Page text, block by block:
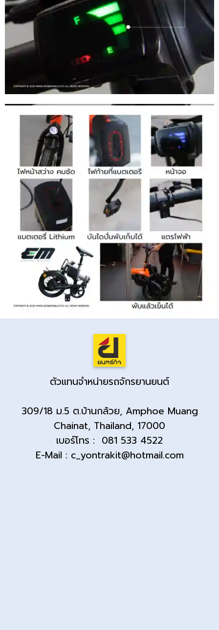
ตัวแทนจำหน่ายรถจักรยานยนต์
309/18 ม.5 ต.บ้านกล้วย, Amphoe Muang
Chainat, Thailand, 17000
เบอร์โทร : 081 533 4522
E-Mail : c_yontrakit@hotmail.com